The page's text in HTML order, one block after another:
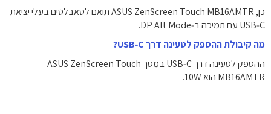
כן, ASUS ZenScreen Touch MB16AMTR תואם לטאבלטים בעלי יציאת
USB‑C עם תמיכה ב‑DP Alt Mode.
מה קיבולת ההספק לטעינה דרך USB‑C?
ההספק לטעינה דרך USB‑C במסך ASUS ZenScreen Touch
MB16AMTR הוא ‎10W‎.